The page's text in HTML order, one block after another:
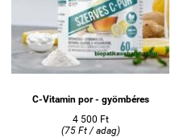
C-Vitamin por - gyömbéres
4 500 Ft
(75 Ft / adag)